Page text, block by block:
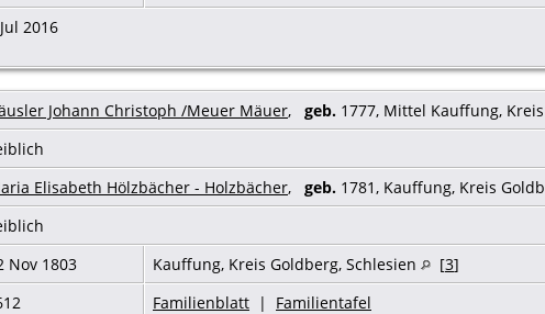
2016
Johann Christoph /Meuer Mäuer, geb. 1777, Mittel Kauffung,
Elisabeth Hölzbächer - Holzbächer, geb. 1781, Kauffung, Kreis
Nov 1803 Kauffung, Kreis Goldberg, Schlesien [3]
Familienblatt | Familientafel